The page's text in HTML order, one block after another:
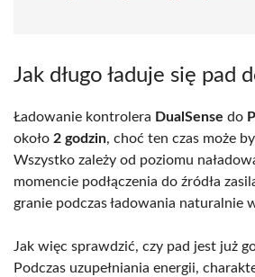
Jak długo ładuje się pad
Ładowanie kontrolera DualSense do
około 2 godzin, choć ten czas może
Wszystko zależy od poziomu
momencie podłączenia do źródła
granie podczas ładowania naturalnie
Jak więc sprawdzić, czy pad jest już
Podczas uzupełniania energii,